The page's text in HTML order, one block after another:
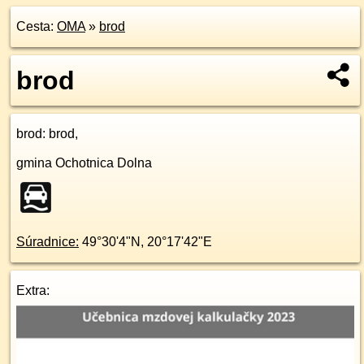
Cesta: OMA» brod
brod
brod: brod,
gmina Ochotnica Dolna
Súradnice: 49°30'4"N , 20°17'42"E
Extra: